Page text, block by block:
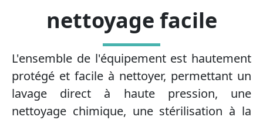
nettoyage facile
L'ensemble de l'équipement est hautement
protégé et facile à nettoyer, permettant un
lavage direct à haute pression, une
nettoyage chimique, une stérilisation à la